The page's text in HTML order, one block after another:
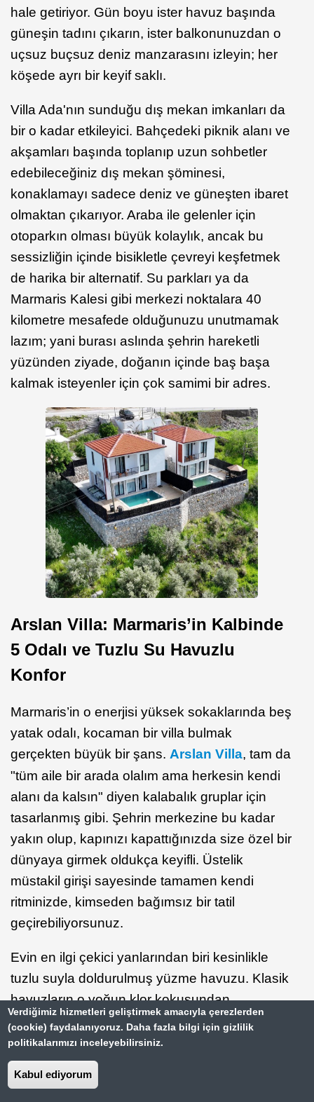
hale getiriyor. Gün boyu ister havuz başında
güneşin tadını çıkarın, ister balkonunuzdan o
uçsuz buçsuz deniz manzarasını izleyin; her
köşede ayrı bir keyif saklı.
Villa Ada'nın sunduğu dış mekan imkanları da
bir o kadar etkileyici. Bahçedeki piknik alanı ve
akşamları başında toplanıp uzun sohbetler
edebileceğiniz dış mekan şöminesi,
konaklamayı sadece deniz ve güneşten ibaret
olmaktan çıkarıyor. Araba ile gelenler için
otoparkın olması büyük kolaylık, ancak bu
sessizliğin içinde bisikletle çevreyi keşfetmek
de harika bir alternatif. Su parkları ya da
Marmaris Kalesi gibi merkezi noktalara 40
kilometre mesafede olduğunuzu unutmamak
lazım; yani burası aslında şehrin hareketli
yüzünden ziyade, doğanın içinde baş başa
kalmak isteyenler için çok samimi bir adres.
Arslan Villa: Marmaris’in Kalbinde
5 Odalı ve Tuzlu Su Havuzlu
Konfor
Marmaris’in o enerjisi yüksek sokaklarında beş
yatak odalı, kocaman bir villa bulmak
gerçekten büyük bir şans. Arslan Villa, tam da
"tüm aile bir arada olalım ama herkesin kendi
alanı da kalsın" diyen kalabalık gruplar için
tasarlanmış gibi. Şehrin merkezine bu kadar
yakın olup, kapınızı kapattığınızda size özel bir
dünyaya girmek oldukça keyifli. Üstelik
müstakil girişi sayesinde tamamen kendi
ritminizde, kimseden bağımsız bir tatil
geçirebiliyorsunuz.
Evin en ilgi çekici yanlarından biri kesinlikle
tuzlu suyla doldurulmuş yüzme havuzu. Klasik
havuzların o yoğun klor kokusundan
hoşlanmayanlar için bu detay tatilin kalitesini
bir adım yukarı taşıyor. Bahçesindeki açık
hava banyosu ve barbekü imkanları ise
akşamları dışarıda vakit geçirme isteğini
Verdiğimiz hizmetleri geliştirmek amacıyla çerezlerden
(cookie) faydalanıyoruz. Daha fazla bilgi için gizlilik
politikalarımızı inceleyebilirsiniz.
Kabul ediyorum